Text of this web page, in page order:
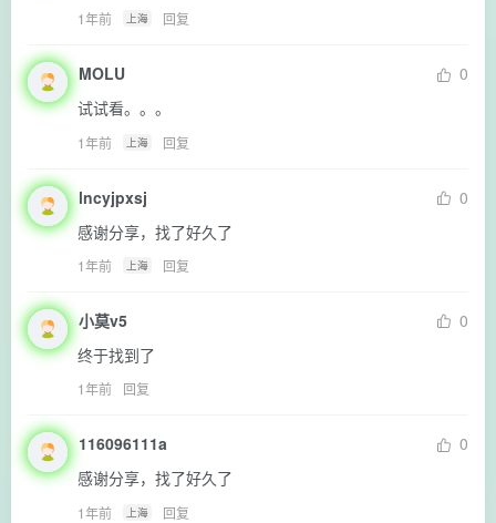
1年前 上海 回复
MOLU
0
试试看。。。
1年前 上海 回复
lncyjpxsj
0
感谢分享，找了好久了
1年前 上海 回复
小莫v5
0
终于找到了
1年前 回复
116096111a
0
感谢分享，找了好久了
1年前 上海 回复